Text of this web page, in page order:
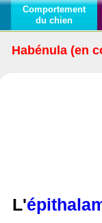
Comportement
du chien
Habénula (en
L'